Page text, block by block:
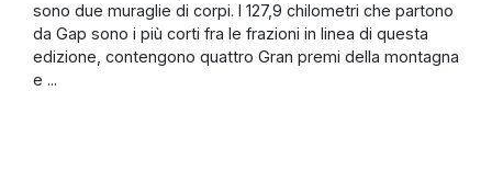
sono due muraglie di corpi. I 127,9 chilometri che partono
da Gap sono i più corti fra le frazioni in linea di questa
edizione, contengono quattro Gran premi della montagna
e ...